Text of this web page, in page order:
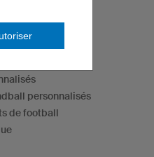
personnalisés
de football